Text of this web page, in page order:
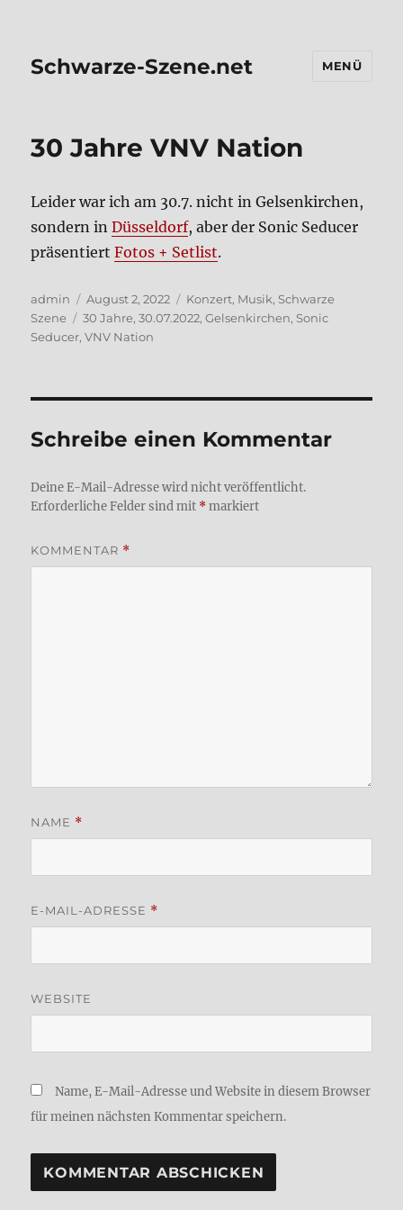
Schwarze-Szene.net MENÜ
30 Jah­re VNV Nati­on
Lei­der war ich am 30.7. nicht in Gel­sen­kir­chen,
son­dern inDüs­sel­dorf, aber der Sonic Sedu­cer
prä­sen­tiertFotos + Set­list.
Autor
admin
Veröffentlicht
am
August 2, 2022 Kategorien
Konzert, Musik, Schwarze
Szene
Schlagwörter
30 Jahre,30.07.2022,Gelsenkirchen, Sonic
Seducer,VNV Nation
Schreibe einen Kommentar
Deine E-Mail-Adresse wird nicht veröffentlicht.
Erforderliche Felder sind mit *markiert
KOMMENTAR *
NAME *
E-MAIL-ADRESSE *
WEBSITE
Name, E-Mail-Adresse und Website in diesem Browser
für meinen nächsten Kommentar speichern.